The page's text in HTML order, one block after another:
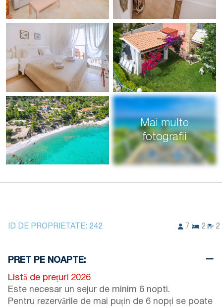
Mai multe
fotografii
ID DE PROPRIETATE: 242 7 2 2
PRET PE NOAPTE:
Listă de prețuri 2026
Este necesar un sejur de minim 6 nopti.
Pentru rezervările de mai puțin de 6 nopți se poate